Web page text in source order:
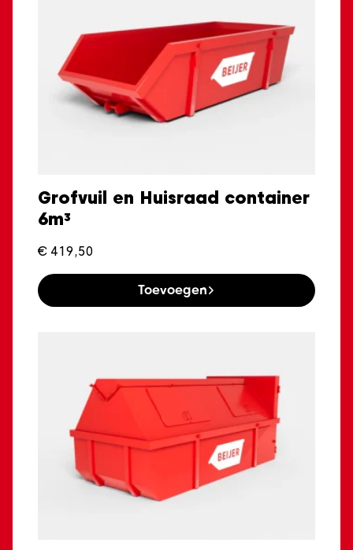
Grofvuil en Huisraad container
6m³
€ 419,50
Toevoegen